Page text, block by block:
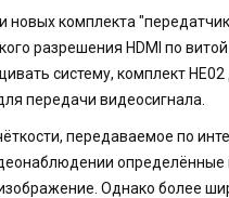
новых комплекта
разрешения HDMI по
систему, комплект HE02
передачи видеосигнала.
передаваемое по
Однако более